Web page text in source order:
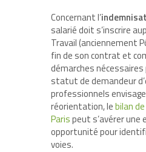
Concernant l’
salarié doit s’inscrire
Travail (anciennement
fin de son contrat et
démarches nécessaires
statut de demandeur
professionnels
réorientation, lebilan
Parispeut s’avérer une
opportunité pour
voies.